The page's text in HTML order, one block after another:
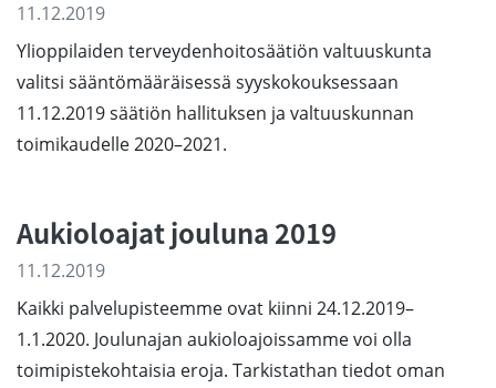
11.12.2019
Ylioppilaiden terveydenhoitosäätiön valtuuskunta
valitsi sääntömääräisessä syyskokouksessaan
11.12.2019 säätiön hallituksen ja valtuuskunnan
toimikaudelle 2020–2021.
Aukioloajat jouluna 2019
11.12.2019
Kaikki palvelupisteemme ovat kiinni 24.12.2019–
1.1.2020. Joulunajan aukioloajoissamme voi olla
toimipistekohtaisia eroja. Tarkistathan tiedot oman